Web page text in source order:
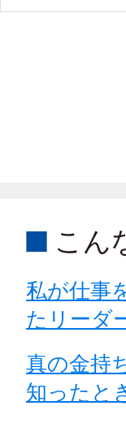
こん
私が仕事
たリーダ
真の金持
知ったと